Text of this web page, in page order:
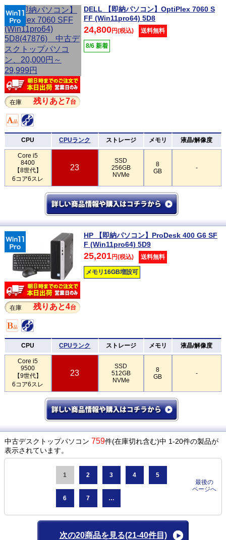
在庫 残りあと7台
DELL 【即納パソコン】OptiPlex 7060 S
FF (Win11pro64) 5D8
24,800円(税込) 送料無料
8/6 新着
CPU CPUランク ストレージ メモリ 液晶/解像度
Core i5
8400
【8世代】
6コア6スレ
23
SSD
256GB
NVMe
8
GB
-
在庫 残りあと4台
HP 【即納パソコン】ProDesk 400 G6 SF
F (Win11pro64) 5D9
25,201円(税込) 送料無料
メモリ16GB増設可
CPU CPUランク ストレージ メモリ 液晶/解像度
Core i5
9500
【9世代】
6コア6スレ
23
SSD
512GB
NVMe
8
GB
-
中古デスクトップパソコン 759件(在庫切れ含む)中 1-20件の製品が
表示されています。
1 2 3 4 5
6 7 …
最後の
ページへ
次の20商品を見る(21-40件目)